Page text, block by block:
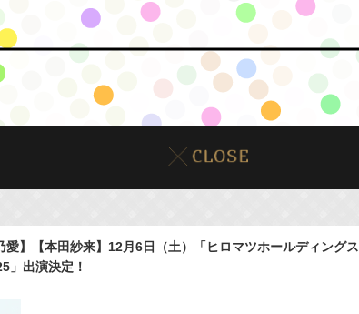
愛】【本田紗来】12月6日（土）「ヒロマツホールディングス
」出演決定！